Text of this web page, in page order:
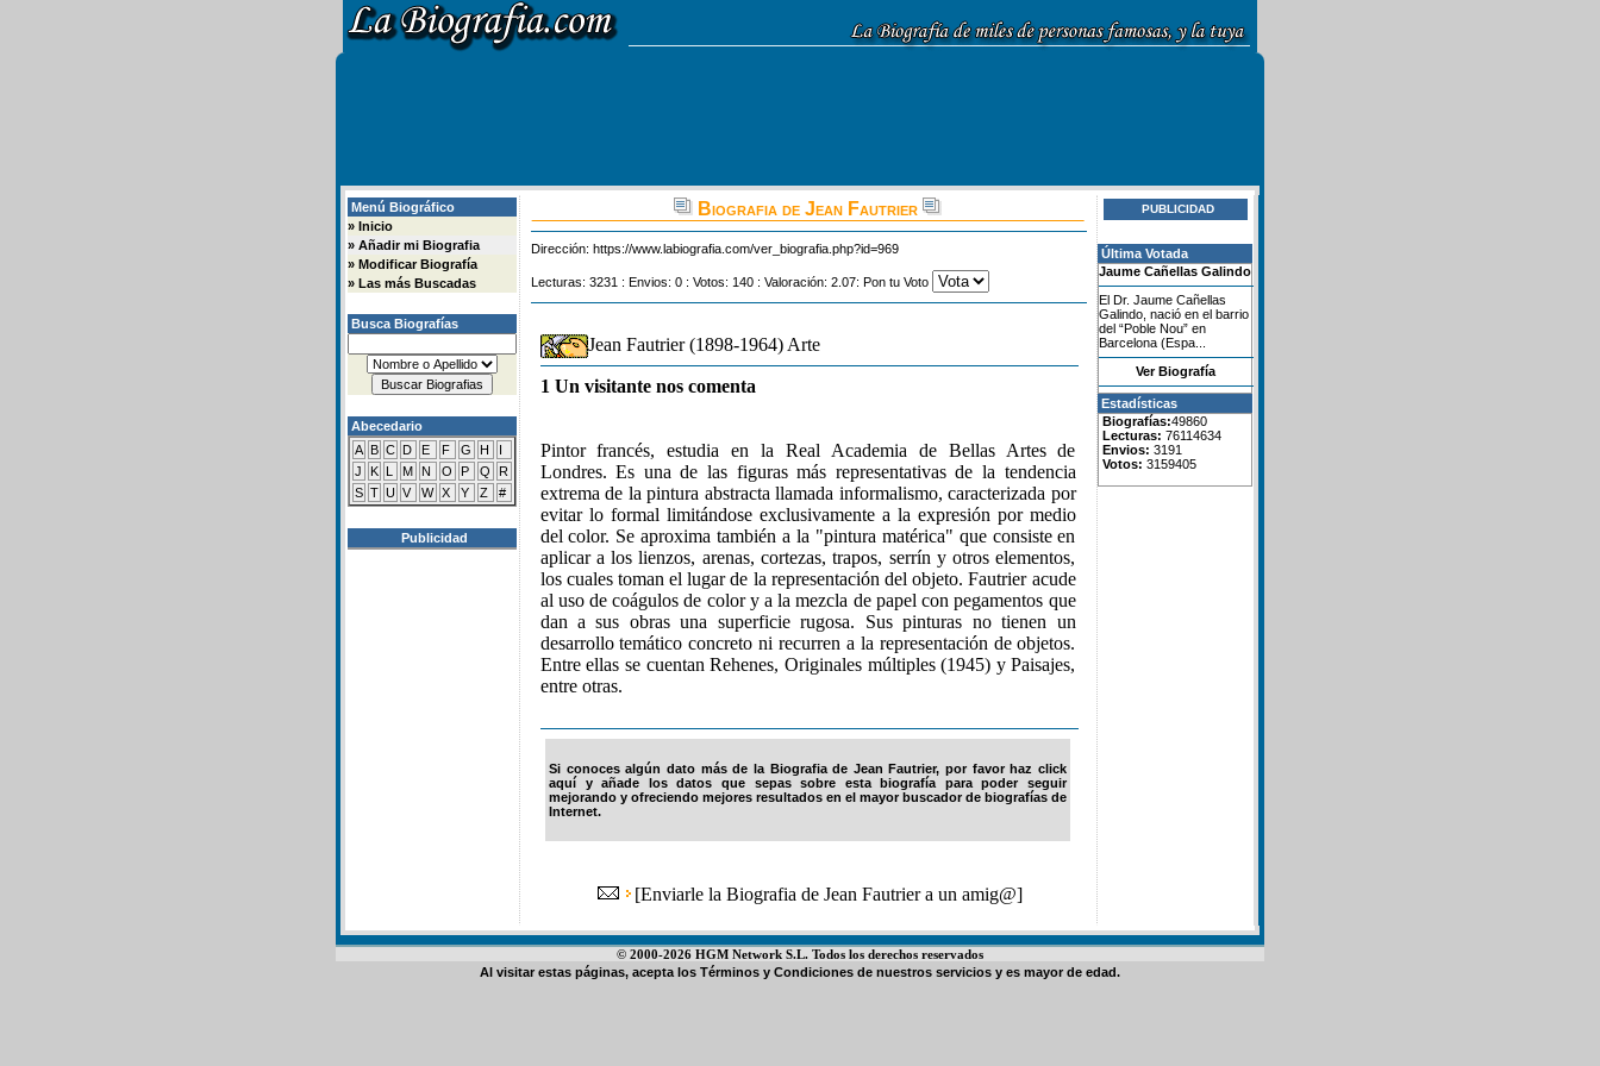
Menú Biográfico
» Inicio
» Añadir mi Biografia
» Modificar Biografía
» Las más Buscadas
Busca Biografías
Abecedario
A B C D E F G H
I
J
K L M N O P Q
R
S T U V W X Y Z #
Publicidad
Biografia de Jean Fautrier
Dirección: https://www.labiografia.com/ver_biografia.php?id=969
Lecturas: 3231 : Envios: 0 : Votos: 140 : Valoración: 2.07: Pon tu Voto
Jean Fautrier (1898-1964) Arte
1 Un visitante nos comenta
Pintor francés, estudia en la Real Academia de Bellas Artes de
Londres. Es una de las figuras más representativas de la tendencia
extrema de la pintura abstracta llamada informalismo, caracterizada por
evitar lo formal limitándose exclusivamente a la expresión por medio
del color. Se aproxima también a la "pintura matérica" que consiste en
aplicar a los lienzos, arenas, cortezas, trapos, serrín y otros elementos,
los cuales toman el lugar de la representación del objeto. Fautrier acude
al uso de coágulos de color y a la mezcla de papel con pegamentos que
dan a sus obras una superficie rugosa. Sus pinturas no tienen un
desarrollo temático concreto ni recurren a la representación de objetos.
Entre ellas se cuentan Rehenes, Originales múltiples (1945) y Paisajes,
entre otras.
Si conoces algún dato más de la Biografia de Jean Fautrier, por favor haz click
aquí y añade los datos que sepas sobre esta biografía para poder seguir
mejorando y ofreciendo mejores resultados en el mayor buscador de biografías de
Internet.
[Enviarle la Biografia de Jean Fautrier a un amig@]
PUBLICIDAD
Última Votada
Jaume Cañellas Galindo
El Dr. Jaume Cañellas
Galindo, nació en el barrio
del “Poble Nou” en
Barcelona (Espa...
Ver Biografía
Estadísticas
Biografías:49860
Lecturas: 76114634
Envios: 3191
Votos: 3159405
© 2000-2026 HGM Network S.L. Todos los derechos reservados
Al visitar estas páginas, acepta los Términos y Condiciones de nuestros servicios y es mayor de edad.